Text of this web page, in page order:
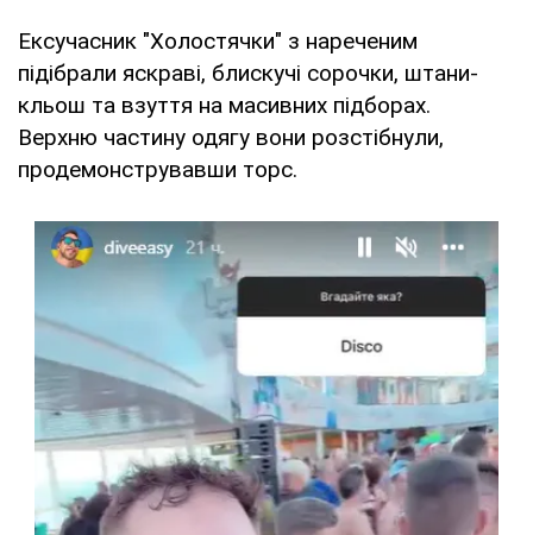
Ексучасник "Холостячки" з нареченим
підібрали яскраві, блискучі сорочки, штани-
кльош та взуття на масивних підборах.
Верхню частину одягу вони розстібнули,
продемонструвавши торс.